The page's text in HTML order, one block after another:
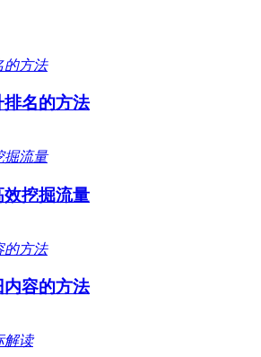
排名的方法
挖掘流量
容的方法